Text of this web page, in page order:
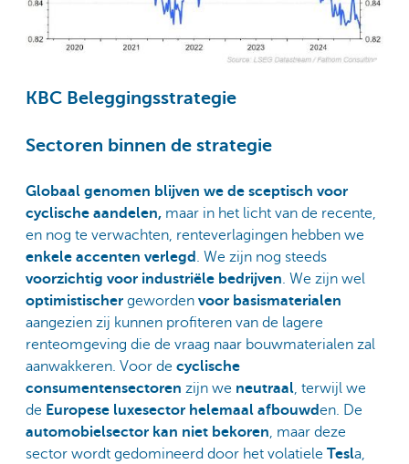
KBC Beleggingsstrategie
Sectoren binnen de strategie
Globaal genomen blijven we de sceptisch voor
cyclische aandelen, maar in het licht van de recente,
en nog te verwachten, renteverlagingen hebben we
enkele accenten verlegd . We zijn nog steeds
voorzichtig voor industriële bedrijven. We zijn wel
optimistischer geworden voor basismaterialen
aangezien zij kunnen profiteren van de lagere
renteomgeving die de vraag naar bouwmaterialen zal
aanwakkeren. Voor de cyclische
consumentensectoren zijn we neutraal, terwijl we
de Europese luxesector helemaal afbouwden. De
automobielsector kan niet bekoren, maar deze
sector wordt gedomineerd door het volatiele Tesla,